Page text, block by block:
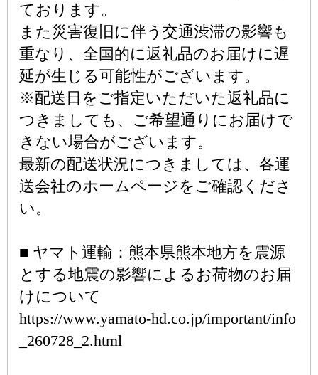
ております。
また災害復旧に伴う交通渋滞の影響も
重なり、全国的に返礼品のお届けに遅
延が生じる可能性がございます。
※配送日をご指定いただいた返礼品に
つきましても、ご希望通りにお届けで
きない場合がございます。
最新の配送状況につきましては、各運
送会社のホームページをご確認くださ
い。
■ ヤマト運輸：熊本県熊本地方を震源
とする地震の影響によるお荷物のお届
けについて
https://www.yamato-hd.co.jp/important/info
_260728_2.html